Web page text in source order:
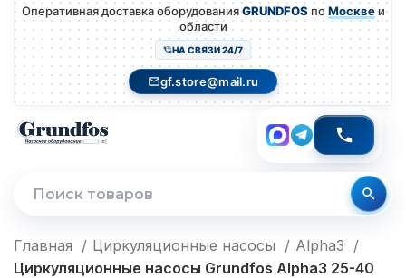
Оперативная доставка оборудованияGRUNDFOS поМосквеи
области
НА СВЯЗИ 24/7
gf.store@mail.ru
Главная Циркуляционные насосы
Alpha3
Циркуляционные насосы Grundfos Alpha3 25-40